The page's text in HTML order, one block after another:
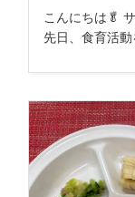
こんにちは🥬
先日、食育活動